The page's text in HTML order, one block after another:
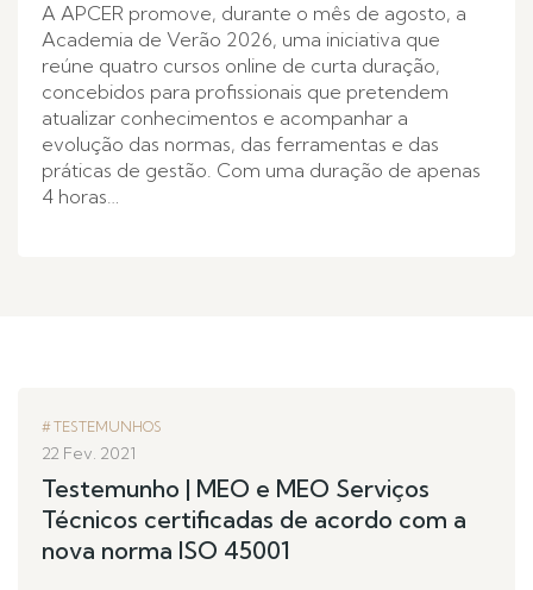
A APCER promove, durante o mês de agosto, a
Academia de Verão 2026, uma iniciativa que
reúne quatro cursos online de curta duração,
concebidos para profissionais que pretendem
atualizar conhecimentos e acompanhar a
evolução das normas, das ferramentas e das
práticas de gestão. Com uma duração de apenas
4 horas…
TESTEMUNHOS
22 Fev. 2021
Testemunho | MEO e MEO Serviços
Técnicos certificadas de acordo com a
nova norma ISO 45001